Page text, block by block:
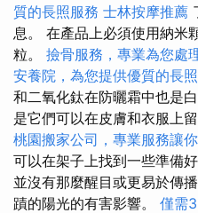
質的長照服務 士林按摩推薦
息。 在產品上必須使用納米
粒。 撿骨服務，專業為您處
安養院，為您提供優質的長
和二氧化鈦在防曬霜中也是
是它們可以在皮膚和衣服上
桃園搬家公司，專業服務讓
可以在架子上找到一些準備
並沒有那麼醒目或更易於傳
蹟的陽光的有害影響。 僅需